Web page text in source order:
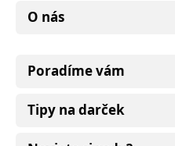
O nás
Poradíme vám
Tipy na darček